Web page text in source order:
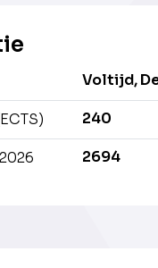
Voltijd,
240
2694